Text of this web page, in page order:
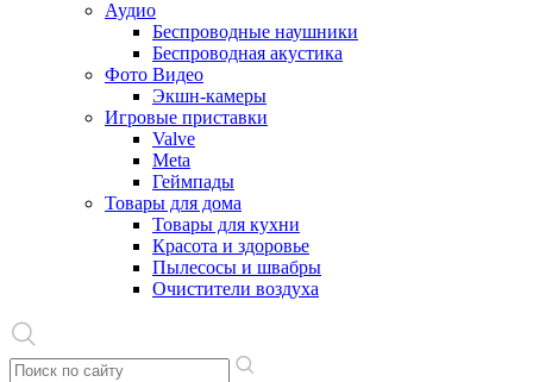
Аудио
Беспроводные наушники
Беспроводная акустика
Фото Видео
Экшн-камеры
Игровые приставки
Valve
Meta
Геймпады
Товары для дома
Товары для кухни
Красота и здоровье
Пылесосы и швабры
Очистители воздуха